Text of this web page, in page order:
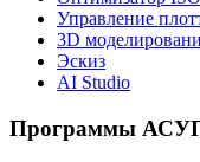
Управление
3D
Эскиз
AI Studio
Программы